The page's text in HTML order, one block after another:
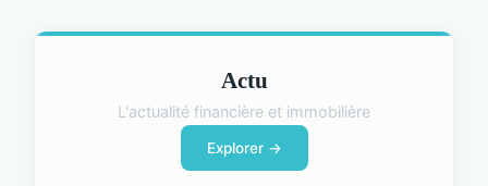
Actu
L'actualité financière et immobilière
Explorer →